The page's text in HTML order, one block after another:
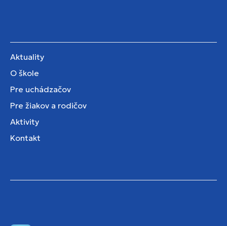
Aktuality
O škole
Pre uchádzačov
Pre žiakov a rodičov
Aktivity
Kontakt